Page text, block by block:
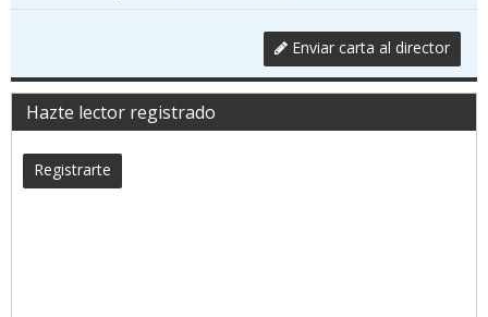
Enviar carta al director
Hazte lector registrado
Registrarte